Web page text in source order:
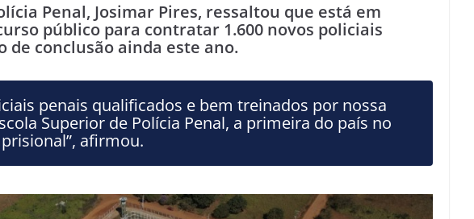
Penal, Josimar Pires, ressaltou que está em
público para contratar 1.600 novos policiais
de conclusão ainda este ano.
penais qualificados e bem treinados por nossa
Superior de Polícia Penal, a primeira do país no
afirmou.